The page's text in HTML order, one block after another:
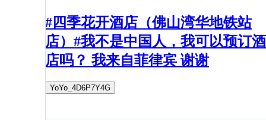
#四季花开酒店（佛山湾华地铁站
店）#我不是中国人，我可以预订酒
店吗？ 我来自菲律宾 谢谢
YoYo_4D6P7Y4G